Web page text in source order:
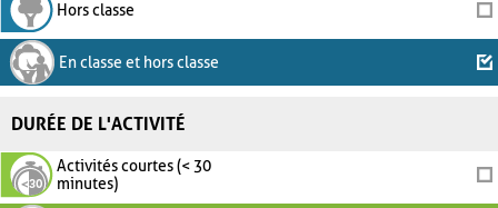
Hors classe
En classe et hors classe
DURÉE DE L'ACTIVITÉ
Activités courtes (< 30
minutes)